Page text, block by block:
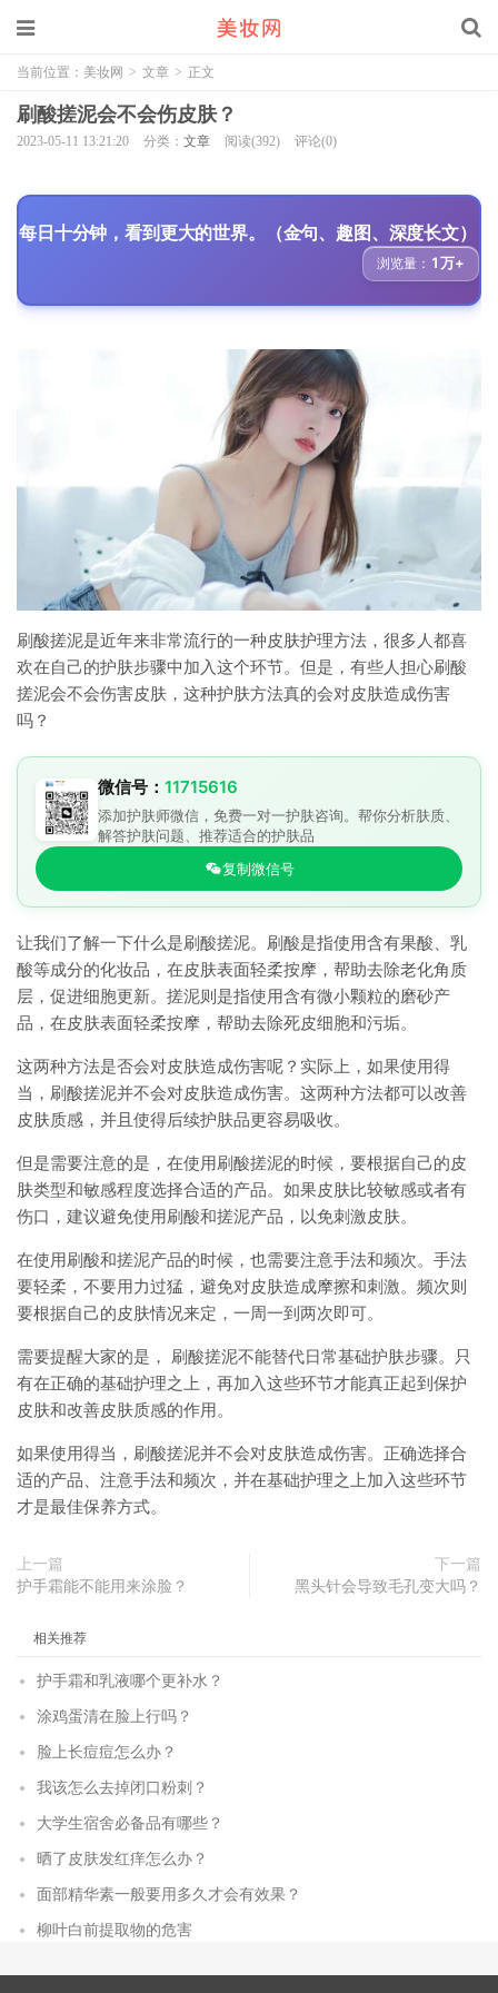
当前位置： 美妆网 > 文章 > 正文
刷酸搓泥会不会伤皮肤？
2023-05-11 13:21:20 分类： 文章 阅读(392) 评论(0)
每日十分钟，看到更大的世界。（金句、趣图、深度长文）
浏览量： 1万+
刷酸搓泥是近年来非常流行的一种皮肤护理方法，很多人都喜
欢在自己的护肤步骤中加入这个环节。但是，有些人担心刷酸
搓泥会不会伤害皮肤，这种护肤方法真的会对皮肤造成伤害
吗？
微信号： 11715616
添加护肤师微信，免费一对一护肤咨询。帮你分析肤质、
解答护肤问题、推荐适合的护肤品
复制微信号
让我们了解一下什么是刷酸搓泥。刷酸是指使用含有果酸、乳
酸等成分的化妆品，在皮肤表面轻柔按摩，帮助去除老化角质
层，促进细胞更新。搓泥则是指使用含有微小颗粒的磨砂产
品，在皮肤表面轻柔按摩，帮助去除死皮细胞和污垢。
这两种方法是否会对皮肤造成伤害呢？实际上，如果使用得
当，刷酸搓泥并不会对皮肤造成伤害。这两种方法都可以改善
皮肤质感，并且使得后续护肤品更容易吸收。
但是需要注意的是，在使用刷酸搓泥的时候，要根据自己的皮
肤类型和敏感程度选择合适的产品。如果皮肤比较敏感或者有
伤口，建议避免使用刷酸和搓泥产品，以免刺激皮肤。
在使用刷酸和搓泥产品的时候，也需要注意手法和频次。手法
要轻柔，不要用力过猛，避免对皮肤造成摩擦和刺激。频次则
要根据自己的皮肤情况来定，一周一到两次即可。
需要提醒大家的是， 刷酸搓泥不能替代日常基础护肤步骤。只
有在正确的基础护理之上，再加入这些环节才能真正起到保护
皮肤和改善皮肤质感的作用。
如果使用得当，刷酸搓泥并不会对皮肤造成伤害。正确选择合
适的产品、注意手法和频次，并在基础护理之上加入这些环节
才是最佳保养方式。
上一篇
护手霜能不能用来涂脸？
下一篇
黑头针会导致毛孔变大吗？
相关推荐
护手霜和乳液哪个更补水？
涂鸡蛋清在脸上行吗？
脸上长痘痘怎么办？
我该怎么去掉闭口粉刺？
大学生宿舍必备品有哪些？
晒了皮肤发红痒怎么办？
面部精华素一般要用多久才会有效果？
柳叶白前提取物的危害